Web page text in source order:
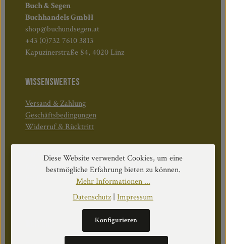
Buch & Segen
Buchhandels GmbH
shop@buchundsegen.at
+43 (0)732 7610 3813
Kapuzinerstraße 84, 4020 Linz
WISSENSWERTES
Versand & Zahlung
Geschäftsbedingungen
Widerruf & Rücktritt
Öffnungszeiten:
Mo–Do: 08:30–17:00 Uhr
Fr: 08:30–12:30 Uhr
Diese Website verwendet Cookies, um eine
bestmögliche Erfahrung bieten zu können.
Mehr Informationen ...
Datenschutz| Impressum
Konfigurieren